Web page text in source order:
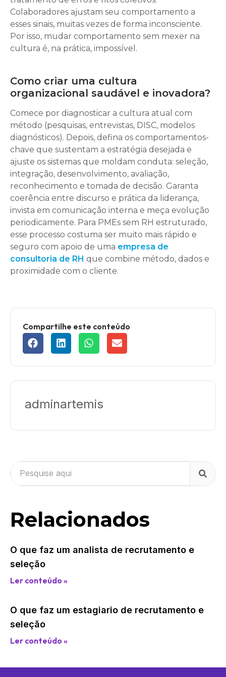
Colaboradores ajustam seu comportamento a
esses sinais, muitas vezes de forma inconsciente.
Por isso, mudar comportamento sem mexer na
cultura é, na prática, impossível.
Como criar uma cultura
organizacional saudável e inovadora?
Comece por diagnosticar a cultura atual com
método (pesquisas, entrevistas, DISC, modelos
diagnósticos). Depois, defina os comportamentos-
chave que sustentam a estratégia desejada e
ajuste os sistemas que moldam conduta: seleção,
integração, desenvolvimento, avaliação,
reconhecimento e tomada de decisão. Garanta
coerência entre discurso e prática da liderança,
invista em comunicação interna e meça evolução
periodicamente. Para PMEs sem RH estruturado,
esse processo costuma ser muito mais rápido e
seguro com apoio de uma empresa de
consultoria de RH que combine método, dados e
proximidade com o cliente.
Compartilhe este conteúdo
adminartemis
Relacionados
O que faz um analista de recrutamento e
seleção
Ler conteúdo »
O que faz um estagiario de recrutamento e
seleção
Ler conteúdo »